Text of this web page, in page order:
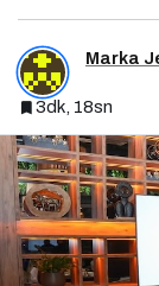
Marka
3dk, 18sn